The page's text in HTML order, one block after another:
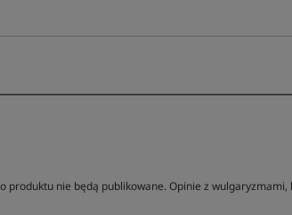
nie będą publikowane. Opinie z wulgaryzmami,